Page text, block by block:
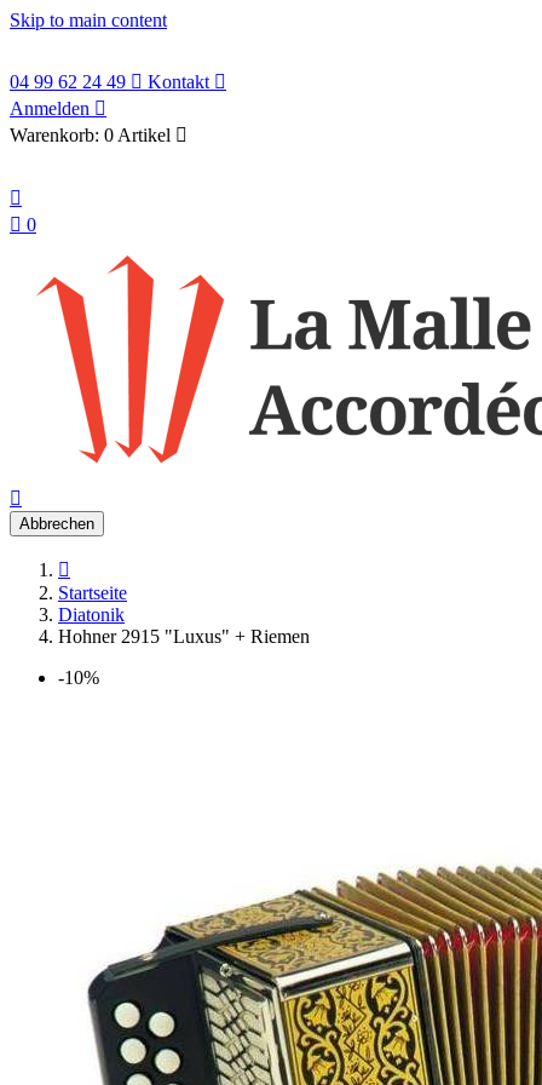
Skip to main content
04 99 62 24 49  Kontakt 
Anmelden 
Warenkorb: 0 Artikel 

 0

Abbrechen

Startseite
Diatonik
Hohner 2915 "Luxus" + Riemen
-10%